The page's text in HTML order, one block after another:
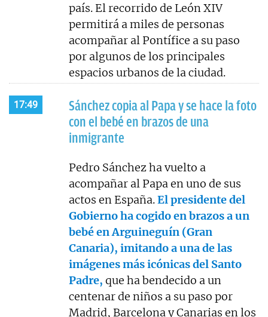
país. El recorrido de León XIV
permitirá a miles de personas
acompañar al Pontífice a su paso
por algunos de los principales
espacios urbanos de la ciudad.
17:49
Sánchez copia al Papa y se hace la foto
con el bebé en brazos de una
inmigrante
Pedro Sánchez ha vuelto a
acompañar al Papa en uno de sus
actos en España.El presidente del
Gobierno ha cogido en brazos a un
bebé en Arguineguín (Gran
Canaria), imitando a una de las
imágenes más icónicas del Santo
Padre, que ha bendecido a un
centenar de niños a su paso por
Madrid, Barcelona y Canarias en los